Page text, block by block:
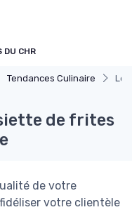
DU CHR
Tendances Culinaire
de frites
de votre
votre clientèle